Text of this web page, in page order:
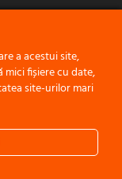
a acestui site,
fișiere cu date,
site-urilor mari